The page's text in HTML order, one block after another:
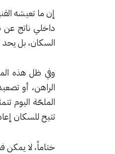
إن ما تعيشه
داخلي ناتج عن
السكان، بل يحد
وفي ظل هذه
الراهن، أو
الملحّة اليوم
تتيح للسكان
ختاماً، لا يمكن